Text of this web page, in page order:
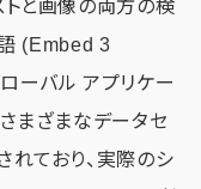
トと画像の両方の検
(Embed 3
ーバル アプリケー
まざまなデータセ
れており、実際のシ